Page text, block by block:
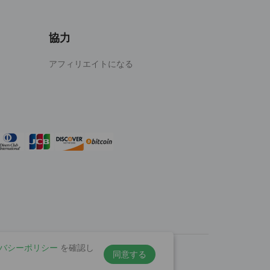
協力
アフィリエイトになる
シーポリシー を確認し
同意する